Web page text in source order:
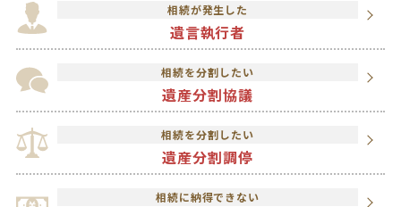
相続が発生した
遺言執行者
相続を分割したい
遺産分割協議
相続を分割したい
遺産分割調停
相続に納得できない